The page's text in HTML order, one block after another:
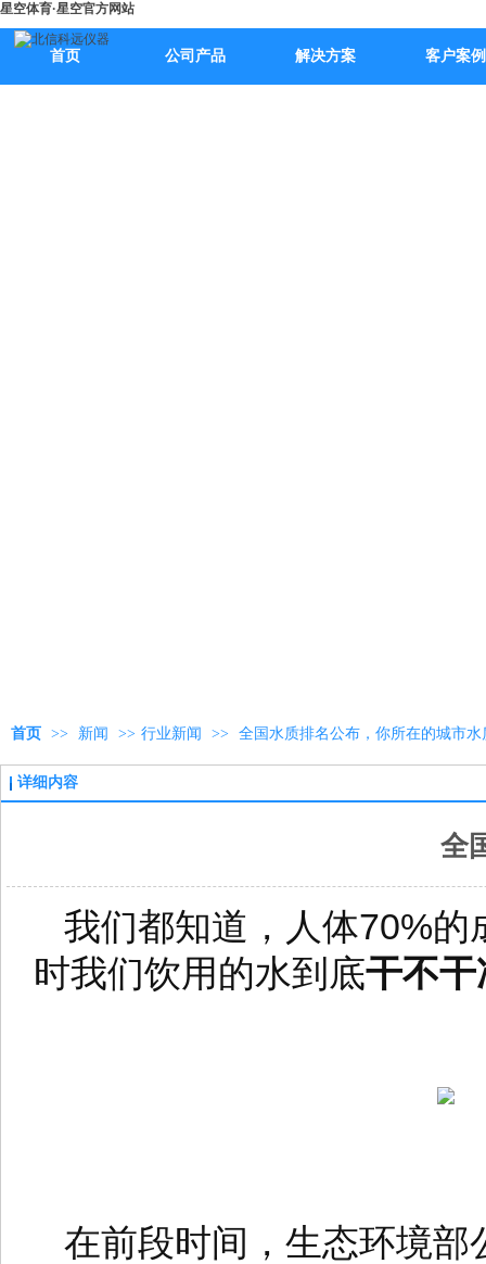
星空体育·星空官方网站
首页 公司产品 解决方案 客户案例
首页 >> 新闻 >> 行业新闻 >> 全国水质排名公布，你所在的城市水
详细内容
全
我们都知道，人体70%
时我们饮用的水到底干不
在前段时间，生态环境